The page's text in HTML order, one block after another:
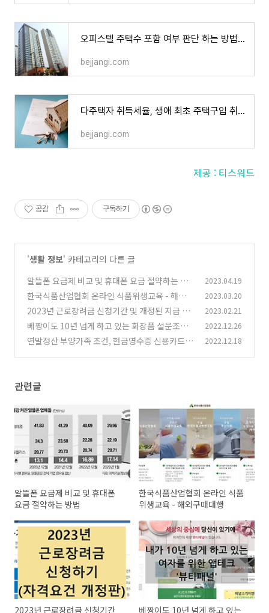
오피스텔 주택수 포함 여부 판단 하는 방법, 주거용 업무용 비교
bejjangi.com
다주택자 취득세율, 생애 최초 주택구입 취득세 감면 및 환급 신청하기
bejjangi.com
제공 : 티스워드
공감 구독하기
'생활 정보' 카테고리의 다른 글
알뜰폰 요금제 비교 및 휴대폰 요금 절약하는 방
법
(1)
2023.04.19
한국식품산업협회 온라인 식품위생교육 - 해외구
매대행
(0)
2023.03.20
2023년 근로장려금 신청기간 및 개정된 지급 기
준 조건 총정리
(0)
2023.02.21
베짱이도 10년 넘게 하고 있는 화장품 설문조사
앱테크 추천
(0)
2022.12.26
연말정산 부양가족 조건, 현금영수증 신용카드
2022.12.18
관련글
알뜰폰 요금제 비교 및 휴대폰
요금 절약하는 방법
한국식품산업협회 온라인 식품
위생교육 - 해외구매대행
2023년 근로장려금 신청기간
베짱이도 10년 넘게 하고 있는